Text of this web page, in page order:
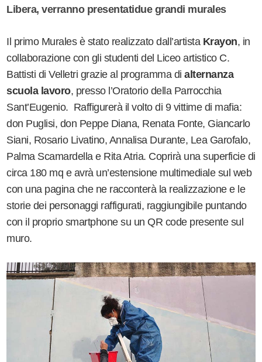
Libera, verranno presentatidue grandi murales
Il primo Murales è stato realizzato dall’artista Krayon, in
collaborazione con gli studenti del Liceo artistico C.
Battisti di Velletri grazie al programma dialternanza
scuola lavoro, presso l’Oratorio della Parrocchia
Sant’Eugenio. Raffigurerà il volto di 9 vittime di mafia:
don Puglisi, don Peppe Diana, Renata Fonte, Giancarlo
Siani, Rosario Livatino, Annalisa Durante, Lea Garofalo,
Palma Scamardella e Rita Atria. Coprirà una superficie di
circa 180 mq e avrà un’estensione multimediale sul web
con una pagina che ne racconterà la realizzazione e le
storie dei personaggi raffigurati, raggiungibile puntando
con il proprio smartphone su un QR code presente sul
muro.